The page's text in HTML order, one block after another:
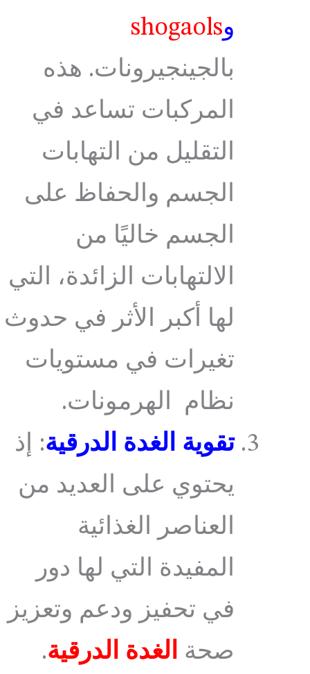
وshogaols
بالجينجيرونات. هذه
المركبات تساعد في
التقليل من التهابات
الجسم والحفاظ على
الجسم خاليًا من
الالتهابات الزائدة، التي
لها أكبر الأثر في حدوث
تغيرات في مستويات
نظام الهرمونات.
تقوية الغدة الدرقية: إذ
يحتوي على العديد من
العناصر الغذائية
المفيدة التي لها دور
في تحفيز ودعم وتعزيز
صحة الغدة الدرقية.